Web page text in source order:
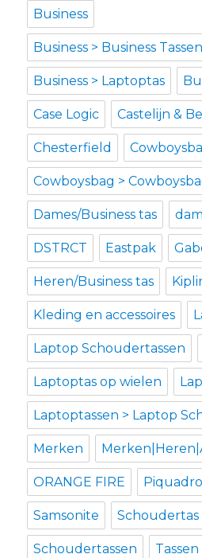
Business
Business > Business
Business > Laptoptas
Case Logic Castelijn &
Chesterfield
Cowboysbag >
Dames/Business tas
DSTRCT Eastpak
Heren/Business tas
Kleding en accessoires
Laptop Schoudertassen
Laptoptas op wielen
Laptoptassen > Laptop
Merken
ORANGE FIRE Piquadro
Samsonite Schoudertas
Schoudertassen Tassen